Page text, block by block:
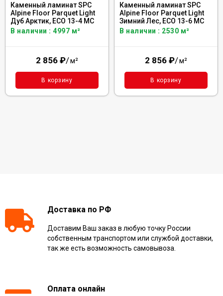
Каменный ламинат SPC
Alpine Floor Parquet Light
Дуб Арктик, ЕСО 13-4 MC
В наличии : 4997 м²
2 856 ₽/м²
В корзину
Каменный ламинат SPC
Alpine Floor Parquet Light
Зимний Лес, ЕСО 13-6 MC
В наличии : 2530 м²
2 856 ₽/м²
В корзину
Доставка по РФ
Доставим Ваш заказ в любую точку России
собственным транспортом или службой доставки,
так же есть возможность самовывоза.
Оплата онлайн